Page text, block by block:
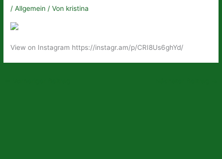
/Allgemein / Von kristina
View on Instagram https://instagr.am/p/CRI8Us6ghYd/